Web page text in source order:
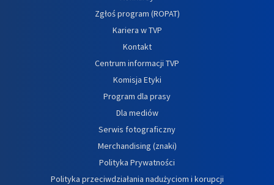
Zgłoś program (ROPAT)
Kariera w TVP
Kontakt
Centrum informacji TVP
Komisja Etyki
Program dla prasy
Dla mediów
Serwis fotograficzny
Merchandising (znaki)
Polityka Prywatności
Polityka przeciwdziałania nadużyciom i korupcji